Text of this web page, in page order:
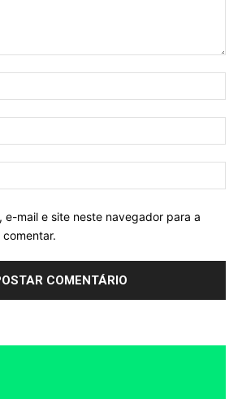
e-mail e site neste navegador para a